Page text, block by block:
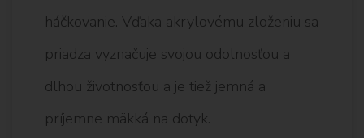
háčkovanie. Vďaka akrylovému zloženiu sa
priadza vyznačuje svojou odolnosťou a
dlhou životnosťou a je tiež jemná a
príjemne mäkká na dotyk.